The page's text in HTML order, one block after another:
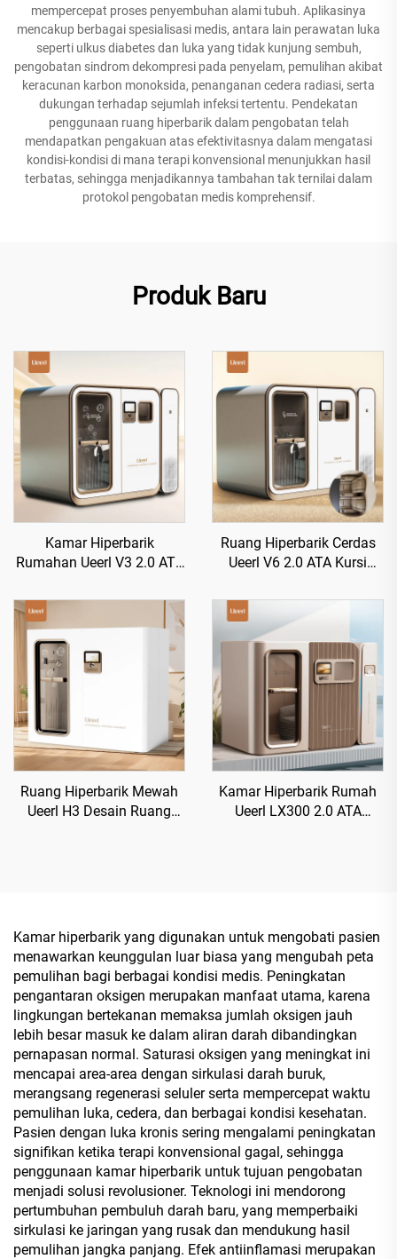
mempercepat proses penyembuhan alami tubuh. Aplikasinya
mencakup berbagai spesialisasi medis, antara lain perawatan luka
seperti ulkus diabetes dan luka yang tidak kunjung sembuh,
pengobatan sindrom dekompresi pada penyelam, pemulihan akibat
keracunan karbon monoksida, penanganan cedera radiasi, serta
dukungan terhadap sejumlah infeksi tertentu. Pendekatan
penggunaan ruang hiperbarik dalam pengobatan telah
mendapatkan pengakuan atas efektivitasnya dalam mengatasi
kondisi-kondisi di mana terapi konvensional menunjukkan hasil
terbatas, sehingga menjadikannya tambahan tak ternilai dalam
protokol pengobatan medis komprehensif.
Produk Baru
Kamar Hiperbarik
Rumahan Ueerl V3 2.0 ATA
Premium Efisien
Ruang Hiperbarik Cerdas
Ueerl V6 2.0 ATA Kursi
Tidur
Ruang Hiperbarik Mewah
Ueerl H3 Desain Ruang
Kamar Hiperbarik Rumah
Ueerl LX300 2.0 ATA
Kamar hiperbarik yang digunakan untuk mengobati pasien
menawarkan keunggulan luar biasa yang mengubah peta
pemulihan bagi berbagai kondisi medis. Peningkatan
pengantaran oksigen merupakan manfaat utama, karena
lingkungan bertekanan memaksa jumlah oksigen jauh
lebih besar masuk ke dalam aliran darah dibandingkan
pernapasan normal. Saturasi oksigen yang meningkat ini
mencapai area-area dengan sirkulasi darah buruk,
merangsang regenerasi seluler serta mempercepat waktu
pemulihan luka, cedera, dan berbagai kondisi kesehatan.
Pasien dengan luka kronis sering mengalami peningkatan
signifikan ketika terapi konvensional gagal, sehingga
penggunaan kamar hiperbarik untuk tujuan pengobatan
menjadi solusi revolusioner. Teknologi ini mendorong
pertumbuhan pembuluh darah baru, yang memperbaiki
sirkulasi ke jaringan yang rusak dan mendukung hasil
pemulihan jangka panjang. Efek antiinflamasi merupakan